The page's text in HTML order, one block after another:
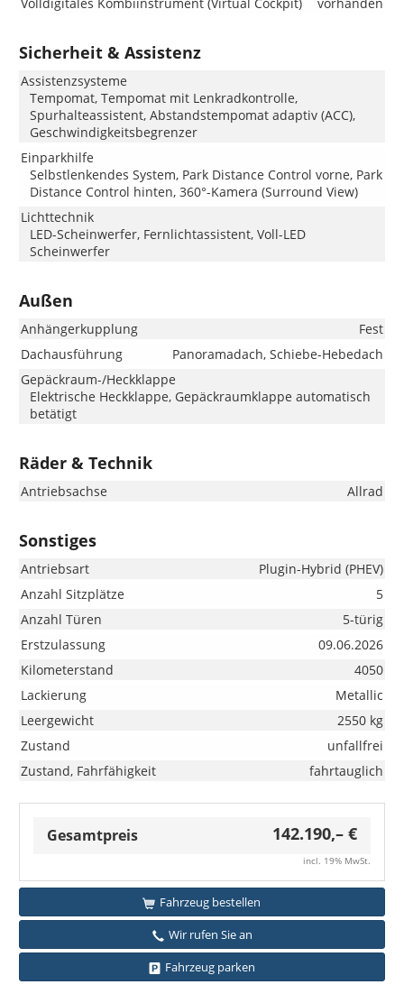
Sicherheit & Assistenz
Assistenzsysteme
Tempomat, Tempomat mit Lenkradkontrolle,
Spurhalteassistent, Abstandstempomat adaptiv (ACC),
Geschwindigkeitsbegrenzer
Einparkhilfe
Selbstlenkendes System, Park Distance Control vorne, Park
Distance Control hinten, 360°-Kamera (Surround View)
Lichttechnik
LED-Scheinwerfer, Fernlichtassistent, Voll-LED
Scheinwerfer
Außen
Anhängerkupplung
Fest
Dachausführung
Panoramadach, Schiebe-Hebedach
Gepäckraum-/Heckklappe
Elektrische Heckklappe, Gepäckraumklappe automatisch
betätigt
Räder & Technik
Antriebsachse Allrad
Sonstiges
Antriebsart
Plugin-Hybrid (PHEV)
Anzahl Sitzplätze
5
Anzahl Türen
5-türig
Erstzulassung
09.06.2026
Kilometerstand
4050
Lackierung
Metallic
Leergewicht
2550 kg
Zustand
unfallfrei
Zustand, Fahrfähigkeit
fahrtauglich
Gesamtpreis 142.190,– €
incl. 19% MwSt.
Fahrzeug bestellen
Wir rufen Sie an
Fahrzeug parken